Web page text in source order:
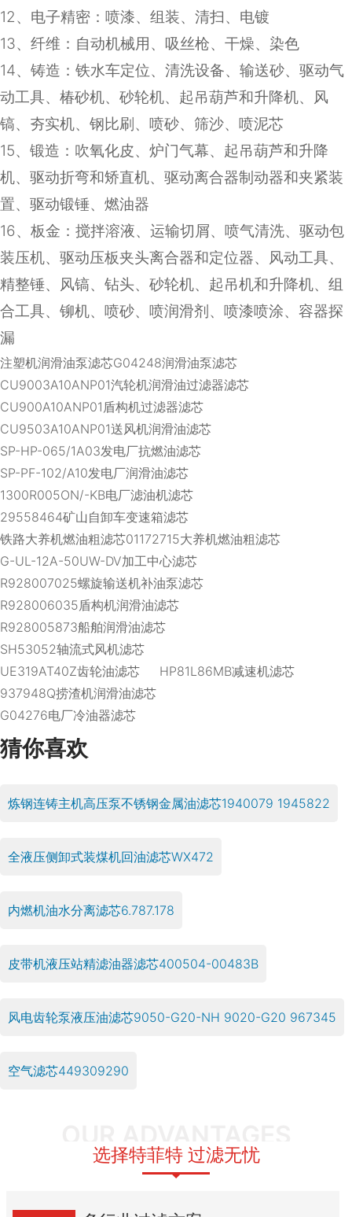
12、电子精密：喷漆、组装、清扫、电镀
13、纤维：自动机械用、吸丝枪、干燥、染色
14、铸造：铁水车定位、清洗设备、输送砂、驱动气
动工具、椿砂机、砂轮机、起吊葫芦和升降机、风
镐、夯实机、钢比刷、喷砂、筛沙、喷泥芯
15、锻造：吹氧化皮、炉门气幕、起吊葫芦和升降
机、驱动折弯和矫直机、驱动离合器制动器和夹紧装
置、驱动锻锤、燃油器
16、板金：搅拌溶液、运输切屑、喷气清洗、驱动包
装压机、驱动压板夹头离合器和定位器、风动工具、
精整锤、风镐、钻头、砂轮机、起吊机和升降机、组
合工具、铆机、喷砂、喷润滑剂、喷漆喷涂、容器探
漏
注塑机润滑油泵滤芯G04248润滑油泵滤芯
CU9003A10ANP01汽轮机润滑油过滤器滤芯
CU900A10ANP01盾构机过滤器滤芯
CU9503A10ANP01送风机润滑油滤芯
SP-HP-065/1A03发电厂抗燃油滤芯
SP-PF-102/A10发电厂润滑油滤芯
1300R005ON/-KB电厂滤油机滤芯
29558464矿山自卸车变速箱滤芯
铁路大养机燃油粗滤芯01172715大养机燃油粗滤芯
G-UL-12A-50UW-DV加工中心滤芯
R928007025螺旋输送机补油泵滤芯
R928006035盾构机润滑油滤芯
R928005873船舶润滑油滤芯
SH53052轴流式风机滤芯
UE319AT40Z齿轮油滤芯 HP81L86MB减速机滤芯
937948Q捞渣机润滑油滤芯
G04276电厂冷油器滤芯
猜你喜欢
炼钢连铸主机高压泵不锈钢金属油滤芯1940079 1945822
全液压侧卸式装煤机回油滤芯WX472
内燃机油水分离滤芯6.787.178
皮带机液压站精滤油器滤芯400504-00483B
风电齿轮泵液压油滤芯9050-G20-NH 9020-G20 967345
空气滤芯449309290
选择特菲特 过滤无忧